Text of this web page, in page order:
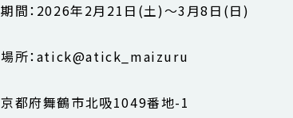
期間：2026年2月21日(土)〜3月8日(日)
場所：atick@atick_maizuru
京都府舞鶴市北吸1049番地-1